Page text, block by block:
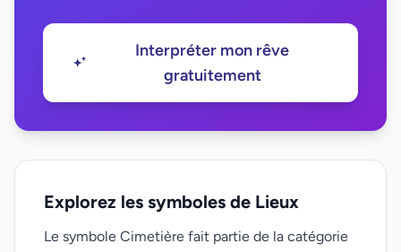
Interpréter mon rêve
gratuitement
Explorez les symboles de Lieux
Le symbole Cimetière fait partie de la catégorie